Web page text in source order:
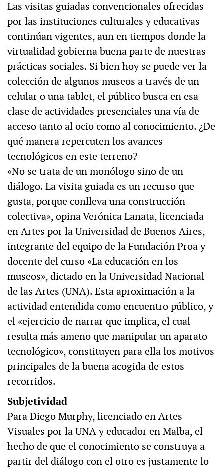
Las visitas guiadas convencionales ofrecidas
por las instituciones culturales y educativas
continúan vigentes, aun en tiempos donde la
virtualidad gobierna buena parte de nuestras
prácticas sociales. Si bien hoy se puede ver la
colección de algunos museos a través de un
celular o una tablet, el público busca en esa
clase de actividades presenciales una vía de
acceso tanto al ocio como al conocimiento. ¿De
qué manera repercuten los avances
tecnológicos en este terreno?
«No se trata de un monólogo sino de un
diálogo. La visita guiada es un recurso que
gusta, porque conlleva una construcción
colectiva», opina Verónica Lanata, licenciada
en Artes por la Universidad de Buenos Aires,
integrante del equipo de la Fundación Proa y
docente del curso «La educación en los
museos», dictado en la Universidad Nacional
de las Artes (UNA). Esta aproximación a la
actividad entendida como encuentro público, y
el «ejercicio de narrar que implica, el cual
resulta más ameno que manipular un aparato
tecnológico», constituyen para ella los motivos
principales de la buena acogida de estos
recorridos.
Subjetividad
Para Diego Murphy, licenciado en Artes
Visuales por la UNA y educador en Malba, el
hecho de que el conocimiento se construya a
partir del diálogo con el otro es justamente lo